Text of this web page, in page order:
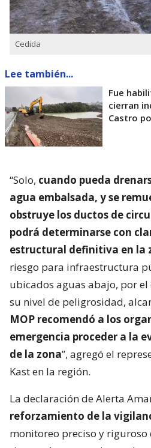
Cedida
Lee también...
Fue
cierran
Castro
“Solo, cuando pueda
agua embalsada, y se
obstruye los ductos de
podrá determinarse con
estructural definitiva en la
riesgo para infraestructura
ubicados aguas abajo, por el
su nivel de peligrosidad,
MOP recomendó a los
emergencia proceder a la
de la zona”, agregó el
Kast en la región.
La declaración de Alerta
reforzamiento de la
monitoreo preciso y riguroso